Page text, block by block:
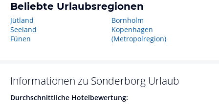
Beliebte Urlaubsregionen
Jütland
Seeland
Fünen
Bornholm
Kopenhagen
(Metropolregion)
Informationen zu Sonderborg Urlaub
Durchschnittliche Hotelbewertung: